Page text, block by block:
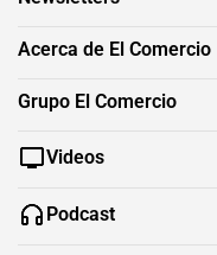
Acerca de El Comercio
Grupo El Comercio
Videos
Podcast